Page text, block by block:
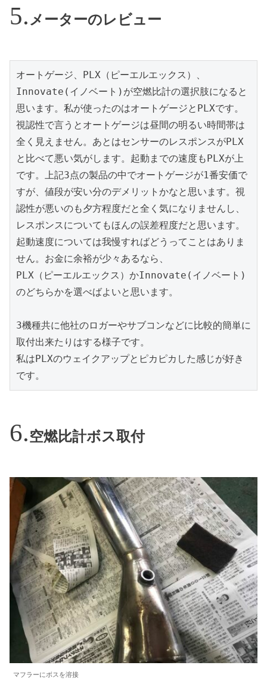
メーターのレビュー
オートゲージ、PLX（ピーエルエックス）、
Innovate(イノベート)が空燃比計の選択肢になると
思います。私が使ったのはオートゲージとPLXです。
視認性で言うとオートゲージは昼間の明るい時間帯は
全く見えません。あとはセンサーのレスポンスがPLX
と比べて悪い気がします。起動までの速度もPLXが上
です。上記3点の製品の中でオートゲージが1番安価で
すが、値段が安い分のデメリットかなと思います。視
認性が悪いのも夕方程度だと全く気になりませんし、
レスポンスについてもほんの誤差程度だと思います。
起動速度については我慢すればどうってことはありま
せん。お金に余裕が少々あるなら、
PLX（ピーエルエックス）かInnovate(イノベート)
のどちらかを選べばよいと思います。
3機種共に他社のロガーやサブコンなどに比較的簡単に
取付出来たりはする様子です。
私はPLXのウェイクアップとピカピカした感じが好き
です。
空燃比計ボス取付
マフラーにボスを溶接